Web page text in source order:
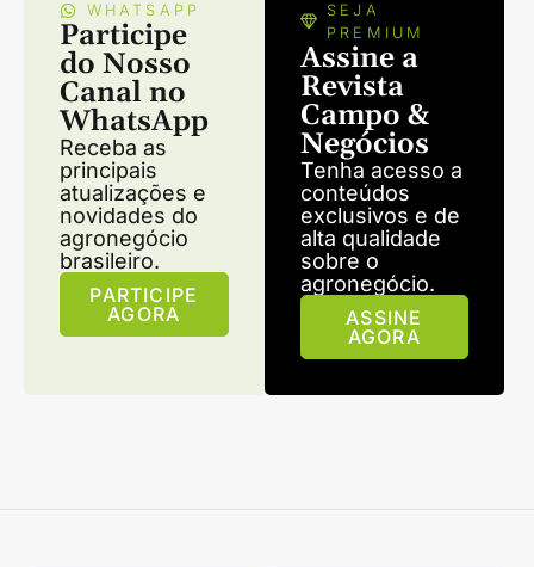
WHATSAPP
Participe
do Nosso
Canal no
WhatsApp
Receba as
principais
atualizações e
novidades do
agronegócio
brasileiro.
PARTICIPE
AGORA
SEJA
PREMIUM
Assine a
Revista
Campo &
Negócios
Tenha acesso a
conteúdos
exclusivos e de
alta qualidade
sobre o
agronegócio.
ASSINE
AGORA